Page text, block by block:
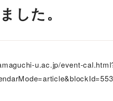
した。
u.ac.jp/event-